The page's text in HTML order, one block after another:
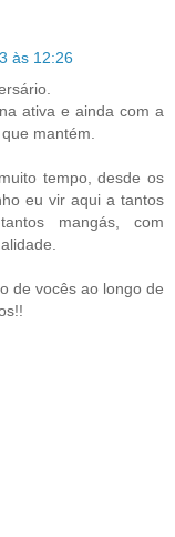
às 12:26
ativa e ainda com a
mantém.
tempo, desde os
eu vir aqui a tantos
mangás, com
de vocês ao longo de